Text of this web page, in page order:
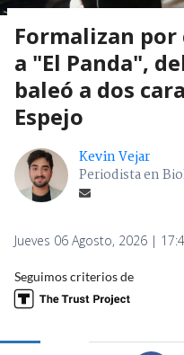
Formalizan
a "El Panda",
baleó a dos
Espejo
Kevin Vejar
Periodista en
Jueves 06 Agosto, 2026 |
Seguimos criterios de